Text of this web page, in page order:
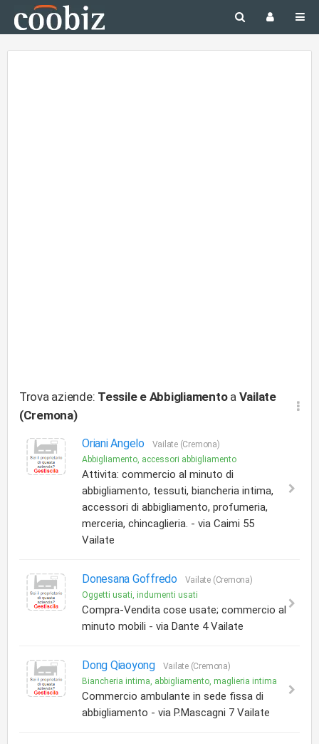
Trova aziende: Tessile e Abbigliamentoa Vailate
(Cremona)
Oriani Angelo
Vailate (Cremona)
Abbigliamento, accessori abbigliamento
Attivita: commercio al minuto di
abbigliamento, tessuti, biancheria intima,
accessori di abbigliamento, profumeria,
merceria, chincaglieria. - via Caimi 55
Vailate
Donesana Goffredo
Vailate (Cremona)
Oggetti usati, indumenti usati
Compra-Vendita cose usate; commercio al
minuto mobili - via Dante 4 Vailate
Dong Qiaoyong
Vailate (Cremona)
Biancheria intima, abbigliamento, maglieria intima
Commercio ambulante in sede fissa di
abbigliamento - via P.Mascagni 7 Vailate